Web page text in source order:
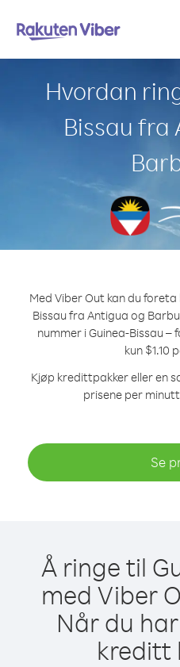
Hvordan
Bissau fra
Med Viber Out kan du
Bissau fra Antigua og
nummer i Guinea-Bissau
kun $1.10
Kjøp kredittpakker eller en
prisene per
Se
Å ringe til
med Viber
Når du
kreditt